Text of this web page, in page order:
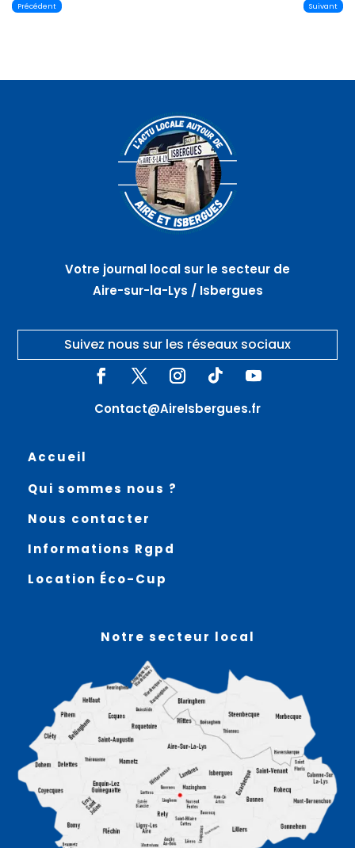
Précédent Suivant
Votre journal local sur le secteur de
Aire-sur-la-Lys / Isbergues
Suivez nous sur les réseaux sociaux
Contact@AireIsbergues.fr
Accueil
Qui sommes nous ?
Nous contacter
Informations Rgpd
Location Éco-Cup
Notre secteur local